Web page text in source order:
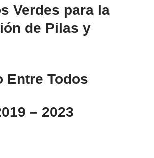
Verdes para la
de Pilas y
Entre Todos
– 2023